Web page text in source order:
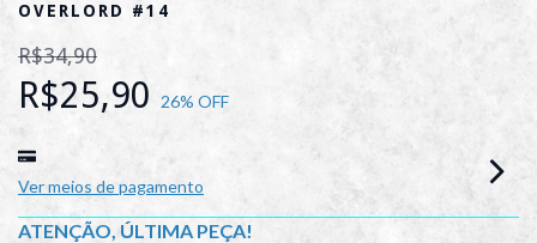
OVERLORD #14
R$34,90
R$25,90 26% OFF
Ver meios de pagamento
ATENÇÃO, ÚLTIMA PEÇA!